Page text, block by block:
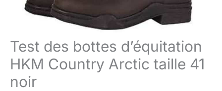
Test des bottes d’équitation
HKM Country Arctic taille 41
noir